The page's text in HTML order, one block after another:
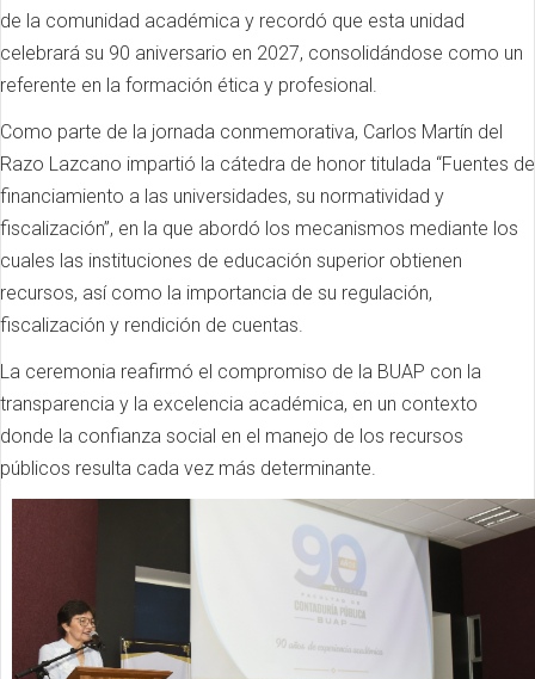
de la comunidad académica y recordó que esta unidad
celebrará su 90 aniversario en 2027, consolidándose como un
referente en la formación ética y profesional.
Como parte de la jornada conmemorativa, Carlos Martín del
Razo Lazcano impartió la cátedra de honor titulada “Fuentes de
financiamiento a las universidades, su normatividad y
fiscalización”, en la que abordó los mecanismos mediante los
cuales las instituciones de educación superior obtienen
recursos, así como la importancia de su regulación,
fiscalización y rendición de cuentas.
La ceremonia reafirmó el compromiso de la BUAP con la
transparencia y la excelencia académica, en un contexto
donde la confianza social en el manejo de los recursos
públicos resulta cada vez más determinante.